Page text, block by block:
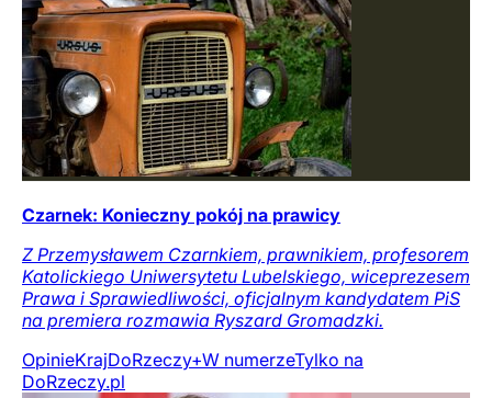
Czarnek: Konieczny pokój na prawicy
Z Przemysławem Czarnkiem, prawnikiem, profesorem
Katolickiego Uniwersytetu Lubelskiego, wiceprezesem
Prawa i Sprawiedliwości, oficjalnym kandydatem PiS
na premiera rozmawia Ryszard Gromadzki.
OpinieKrajDoRzeczy+W numerzeTylko na
DoRzeczy.pl